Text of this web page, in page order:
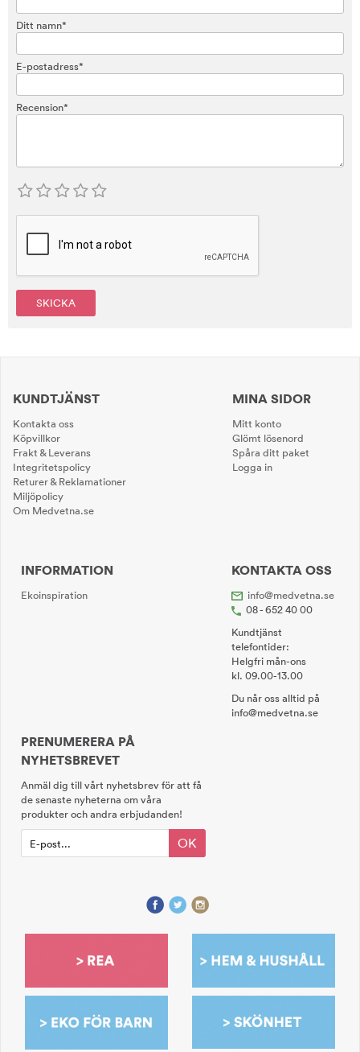
Ditt namn*
E-postadress*
Recension*
SKICKA
KUNDTJÄNST
Kontakta oss
Köpvillkor
Frakt & Leverans
Integritetspolicy
Returer & Reklamationer
Miljöpolicy
Om Medvetna.se
MINA SIDOR
Mitt konto
Glömt lösenord
Spåra ditt paket
Logga in
INFORMATION
Ekoinspiration
KONTAKTA OSS
info@medvetna.se
08 - 652 40 00
Kundtjänst
telefontider:
Helgfri mån-ons
kl. 09.00-13.00
Du når oss alltid på
info@medvetna.se
PRENUMERERA PÅ
NYHETSBREVET
Anmäl dig till vårt nyhetsbrev för att få
de senaste nyheterna om våra
produkter och andra erbjudanden!
OK